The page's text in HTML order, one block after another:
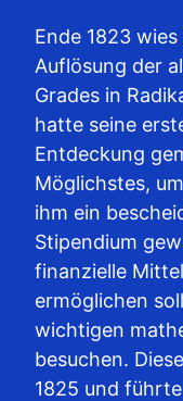
Ende 1823
Auflösung der
Grades in
hatte seine
Entdeckung
Möglichstes,
ihm ein
Stipendium
finanzielle
ermöglichen
wichtigen
besuchen.
1825 und